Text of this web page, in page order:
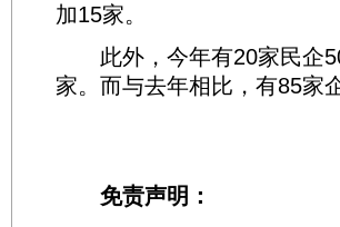
加15家。
此外，今年有20家民企
家。而与去年相比，有85家
免责声明：